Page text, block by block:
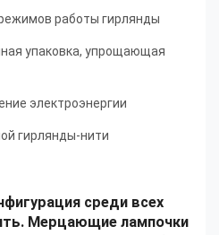
работы гирлянды
упаковка, упрощающая
электроэнергии
гирлянды-нити
среди всех
Мерцающие лампочки